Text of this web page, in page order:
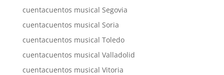
cuentacuentos musical Segovia
cuentacuentos musical Soria
cuentacuentos musical Toledo
cuentacuentos musical Valladolid
cuentacuentos musical Vitoria